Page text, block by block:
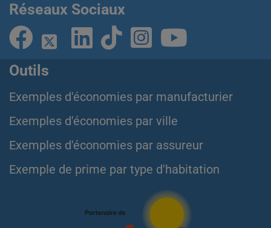
Réseaux Sociaux
Outils
Exemples d'économies par manufacturier
Exemples d'économies par ville
Exemples d'économies par assureur
Exemple de prime par type d'habitation